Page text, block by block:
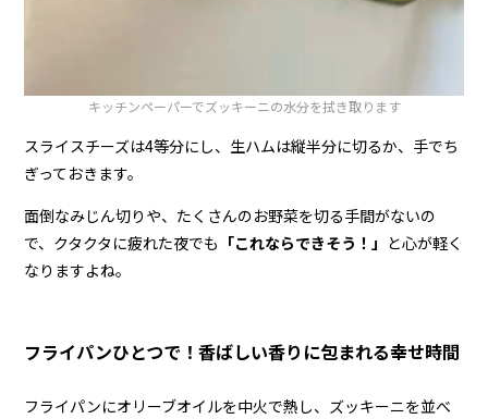
キッチンペーパーでズッキーニの水分を拭き取ります
スライスチーズは4等分にし、生ハムは縦半分に切るか、手でち
ぎっておきます。
面倒なみじん切りや、たくさんのお野菜を切る手間がないの
で、クタクタに疲れた夜でも 「これならできそう！」 と心が軽く
なりますよね。
フライパンひとつで！香ばしい香りに包まれる幸せ時間
フライパンにオリーブオイルを中火で熱し、ズッキーニを並べ